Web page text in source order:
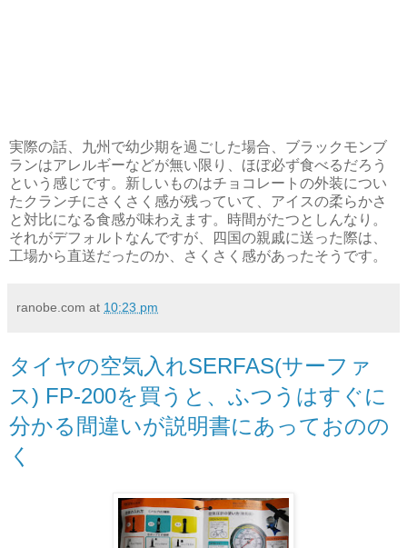
実際の話、九州で幼少期を過ごした場合、ブラックモンブ
ランはアレルギーなどが無い限り、ほぼ必ず食べるだろう
という感じです。新しいものはチョコレートの外装につい
たクランチにさくさく感が残っていて、アイスの柔らかさ
と対比になる食感が味わえます。時間がたつとしんなり。
それがデフォルトなんですが、四国の親戚に送った際は、
工場から直送だったのか、さくさく感があったそうです。
ranobe.com at 10:23 pm
タイヤの空気入れSERFAS(サーファ
ス) FP-200を買うと、ふつうはすぐに
分かる間違いが説明書にあっておのの
く